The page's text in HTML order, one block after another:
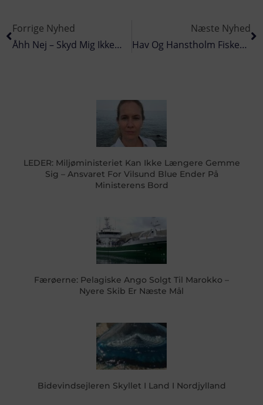
Forrige Nyhed
Åhh Nej – Skyd Mig Ikke…
Næste Nyhed
Hav Og Hanstholm Fiskeriforening Holder Fiskeauktion Og Fileteringskursus
LEDER: Miljøministeriet Kan Ikke Længere Gemme
Sig – Ansvaret For Vilsund Blue Ender På
Ministerens Bord
Færøerne: Pelagiske Ango Solgt Til Marokko –
Nyere Skib Er Næste Mål
Bidevindsejleren Skyllet I Land I Nordjylland